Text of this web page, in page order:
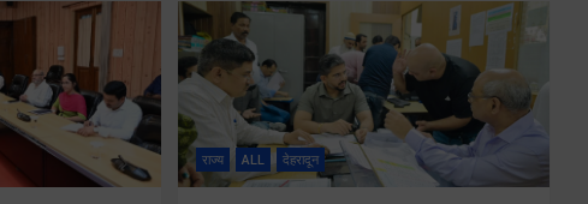
राज्य ALL देहरादून